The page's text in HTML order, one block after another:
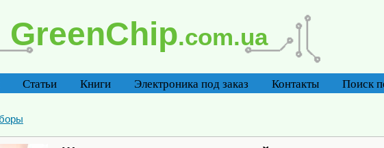
GreenChip.com.ua
Статьи Книги Электроника под заказ Контакты Поиск